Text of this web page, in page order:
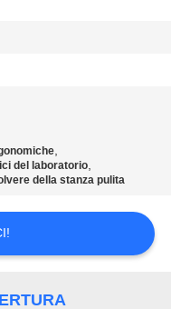
,
del laboratorio,
della stanza pulita